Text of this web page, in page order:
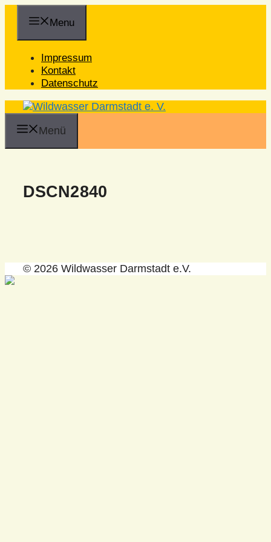
Inhalt
Menu
Impressum
Kontakt
Datenschutz
Menü
DSCN2840
© 2026 Wildwasser Darmstadt e.V.